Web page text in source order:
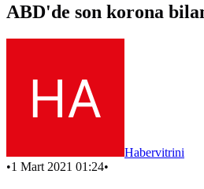
ABD'de son korona
Habervitrini
•1 Mart 2021 01:24•